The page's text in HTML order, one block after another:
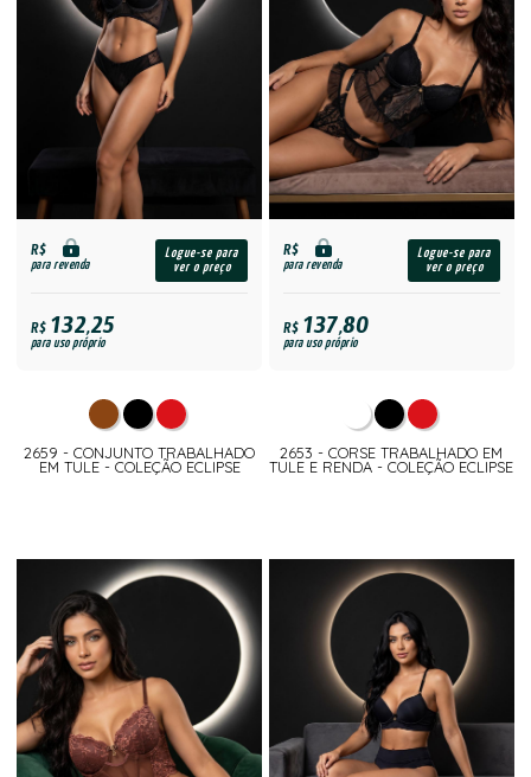
R$
para revenda
Logue-se para
ver o preço
R$132,25
para uso próprio
2659 - CONJUNTO TRABALHADO
EM TULE - COLEÇÃO ECLIPSE
R$
para revenda
Logue-se para
ver o preço
R$137,80
para uso próprio
2653 - CORSE TRABALHADO EM
TULE E RENDA - COLEÇÃO ECLIPSE